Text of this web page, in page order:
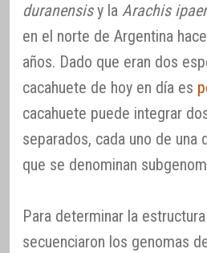
duranensisy la Arachis
en el norte de Argentina
años. Dado que eran dos
cacahuete de hoy en día es
cacahuete puede integrar
separados, cada uno de una
que se denominan
Para determinar la
secuenciaron los genomas